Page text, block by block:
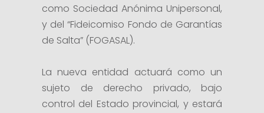
como Sociedad Anónima Unipersonal,
y del “Fideicomiso Fondo de Garantías
de Salta” (FOGASAL).
La nueva entidad actuará como un
sujeto de derecho privado, bajo
control del Estado provincial, y estará